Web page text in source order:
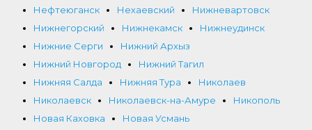
Нефтеюганск
Нехаевский
Нижневартовск
Нижнегорский
Нижнекамск
Нижнеудинск
Нижние Серги
Нижний Архыз
Нижний Новгород
Нижний Тагил
Нижняя Салда
Нижняя Тура
Николаев
Николаевск
Николаевск-на-Амуре
Никополь
Новая Каховка
Новая Усмань